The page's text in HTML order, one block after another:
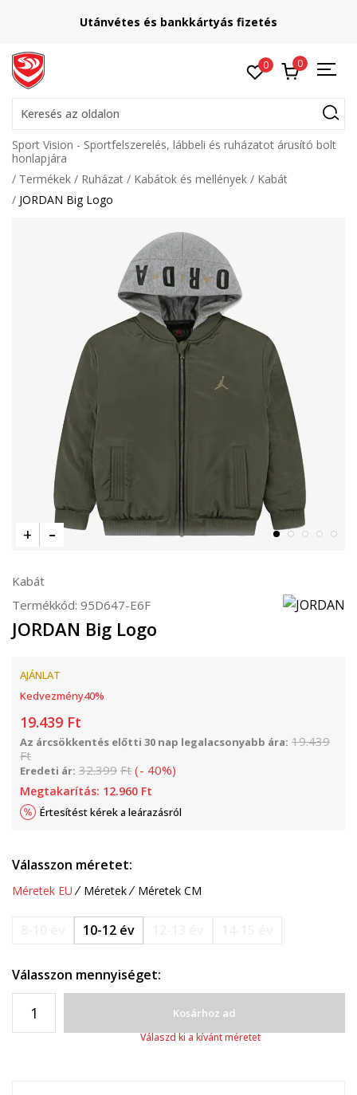
Utánvétes és bankkártyás fizetés
0 0
Keresés az oldalon
Sport Vision - Sportfelszerelés, lábbeli és ruházatot árusító bolt
honlapjára
Termékek
Ruházat Kabátok és mellények
Kabát
JORDAN Big Logo
Kabát
Termékkód: 95D647-E6F
JORDAN Big Logo
AJÁNLAT
Kedvezmény40%
19.439 Ft
Az árcsökkentés előtti 30 nap legalacsonyabb ára: 19.439
Ft
Eredeti ár: 32.399 Ft (- 40%)
Megtakarítás: 12.960 Ft
Értesítést kérek a leárazásról
Válasszon méretet:
Méretek EU Méretek Méretek CM
10-12 év
Válasszon mennyiséget:
Kosárhoz ad
Válaszd ki a kívánt méretet